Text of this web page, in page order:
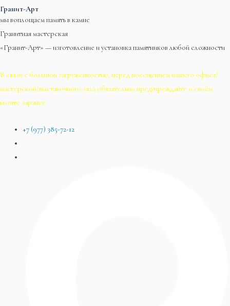
Гранит-Арт
мы воплощаем память в камне
Гранитная мастерская
«Гранит-Арт» — изготовление и установка памятников любой сложности
В связи с большой загруженностью, перед посещением нашего офиса/
мастерской/выставочного зала обязательно предупреждайте о своём
визите заранее.
+7 (977) 385-72-12